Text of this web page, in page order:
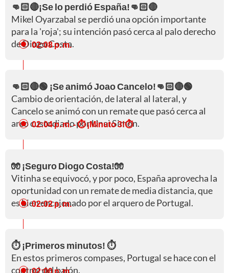
👊🏻🔴¡Se lo perdió España!👊🏻🔴
Mikel Oyarzabal se perdió una opción importante
para la 'roja'; su intención pasó cerca al palo derecho
de Diogo Costa.
02:08 p. m.
👊🏻🔴🟢 ¡Se animó Joao Cancelo!👊🏻🔴🟢
Cambio de orientación, de lateral al lateral, y
Cancelo se animó con un remate que pasó cerca al
arco custodiado por Unai Simón.
02:04 p. m.- ⏱️ ¡Minuto 3!⏱️
🧤 ¡Seguro Diogo Costa!🧤
Vitinha se equivocó, y por poco, España aprovecha la
oportunidad con un remate de media distancia, que
es bien encajonado por el arquero de Portugal.
02:02 p. m.
⏱️ ¡Primeros minutos! ⏱️
En estos primeros compases, Portugal se hace con el
control del balón.
02:00 p. m.